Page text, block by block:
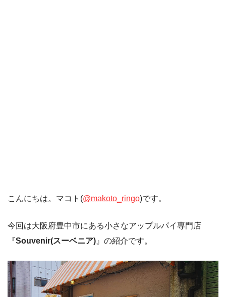
こんにちは。マコト(@makoto_ringo)です。
今回は大阪府豊中市にある小さなアップルパイ専門店
『Souvenir(スーベニア) 』の紹介です。